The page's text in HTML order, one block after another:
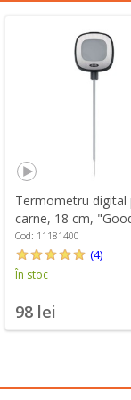
Termometru digital
carne, 18 cm,
Grips" - OXO
Cod: 11181400
(4)
În stoc
98 lei